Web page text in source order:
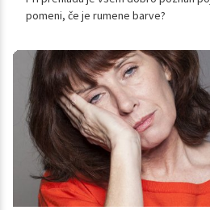
pomeni, če je rumene barve?